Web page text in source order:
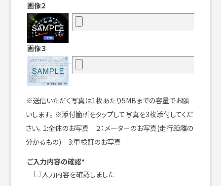
画像２
画像３
※送信いただく写真は1枚あたり5MBまでの容量でお願
いします。 ※添付箇所をタップして写真を3枚添付してくだ
さい。 1:全体のお写真 ２：メーターのお写真(走行距離の
分かるもの) 3:車検証のお写真
ご入力内容の確認*
入力内容を確認しました